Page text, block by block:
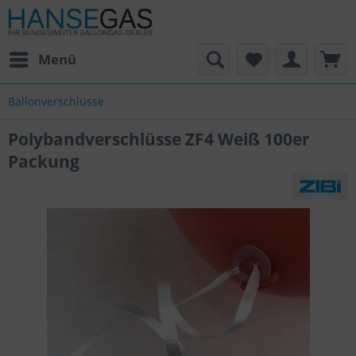
Menü
Ballonverschlüsse
Polybandverschlüsse ZF4 Weiß 100er
Packung